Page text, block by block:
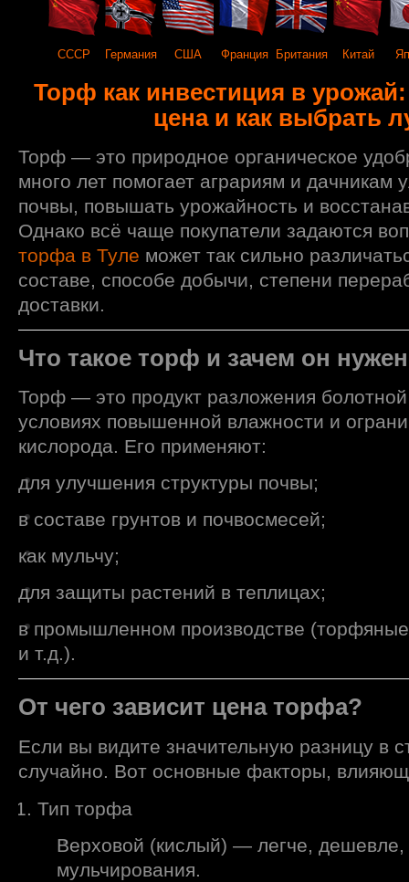
СССР Германия США Франция Британия Китай
Торф как инвестиция в урожай:
цена и как выбрать
Торф — это природное органическое
много лет помогает аграриям и дачникам
почвы, повышать урожайность и
Однако всё чаще покупатели задаются
торфа в Туле может так сильно
составе, способе добычи, степени
доставки.
Что такое торф и зачем он
Торф — это продукт разложения болотной
условиях повышенной влажности и
кислорода. Его применяют:
для улучшения структуры почвы;
в составе грунтов и почвосмесей;
как мульчу;
для защиты растений в теплицах;
в промышленном производстве (торфяные
и т.д.).
От чего зависит цена торфа?
Если вы видите значительную разницу в
случайно. Вот основные факторы,
Тип торфа
Верховой (кислый) — легче,
мульчирования.